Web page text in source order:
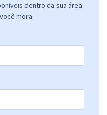
dentro da sua área
mora.